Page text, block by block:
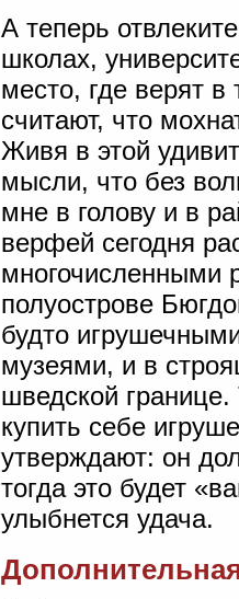
А теперь
школах,
место, где верят
считают, что
Живя в этой
мысли, что без
мне в голову и в
верфей сегодня
многочисленными
полуострове
будто
музеями, и в
шведской
купить себе
утверждают: он
тогда это будет
улыбнется удача.